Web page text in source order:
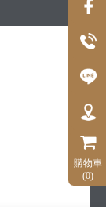
購物車
(0)